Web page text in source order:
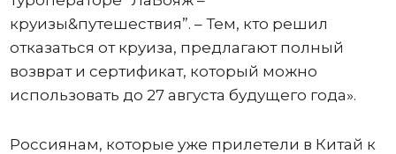
круизы&путешествия”. – Тем, кто решил
отказаться от круиза, предлагают полный
возврат и сертификат, который можно
использовать до 27 августа будущего года».
Россиянам, которые уже прилетели в Китай к